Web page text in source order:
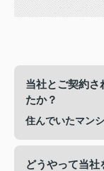
当社とご契約さ
たか？
住んでいたマン
どうやって当社